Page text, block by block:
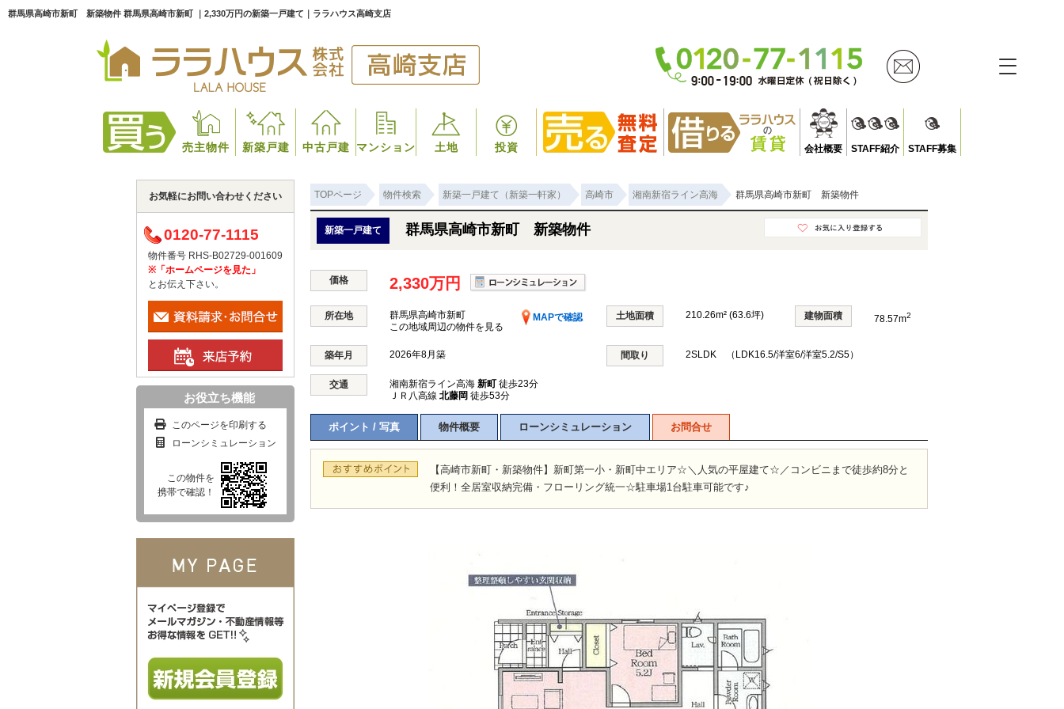
群馬県高崎市新町 新築物件 群馬県高崎市新町 ｜2,330万円の新築一戸建て｜ララハウス高崎支店
売主物件 新築戸建 中古戸建 マンション 土地 投資 会社概要 STAFF紹介 STAFF募集
TOPページ 物件検索 新築一戸建て（新築一軒家） 高崎市 湘南新宿ライン高海 群馬県高崎市新町 新築物件
新築一戸建て 群馬県高崎市新町 新築物件
価格 2,330万円
所在地 群馬県高崎市新町
MAPで確認
この地域周辺の物件を見る
土地面積 210.26m² (63.6坪) 建物面積 78.57m2
築年月 2026年8月築 間取り 2SLDK （LDK16.5/洋室6/洋室5.2/S5）
交通 湘南新宿ライン高海 新町 徒歩23分
ＪＲ八高線 北藤岡 徒歩53分
ポイント / 写真 物件概要 ローンシミュレーション お問合せ
【高崎市新町・新築物件】新町第一小・新町中エリア☆＼人気の平屋建て☆／コンビニまで徒歩約8分と
便利！全居室収納完備・フローリング統一☆駐車場1台駐車可能です♪
お気軽にお問い合わせください
0120-77-1115
物件番号 RHS-B02729-001609
※「ホームページを見た」
とお伝え下さい。
お役立ち機能
このページを印刷する
ローンシミュレーション
この物件を
携帯で確認！